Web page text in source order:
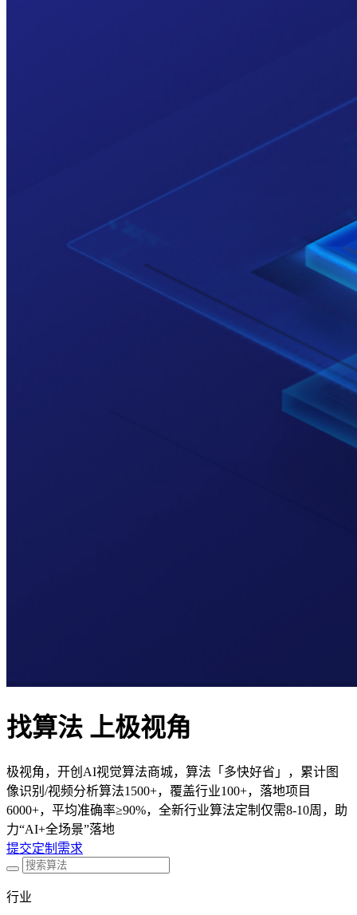
找算法 上极视角
极视角，开创AI视觉算法商城，算法「多快好省」，累计图
像识别/视频分析算法1500+，覆盖行业100+，落地项目
6000+，平均准确率≥90%，全新行业算法定制仅需8-10周，助
力“AI+全场景”落地
提交定制需求
行业